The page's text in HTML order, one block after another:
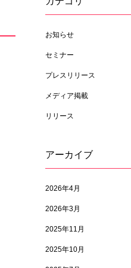
お知らせ
セミナー
プレスリリース
メディア掲載
リリース
アーカイブ
2026年4月
2026年3月
2025年11月
2025年10月